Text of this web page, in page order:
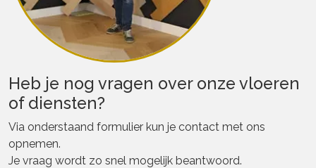
Heb je nog vragen over onze vloeren
of diensten?
Via onderstaand formulier kun je contact met ons
opnemen.
Je vraag wordt zo snel mogelijk beantwoord.